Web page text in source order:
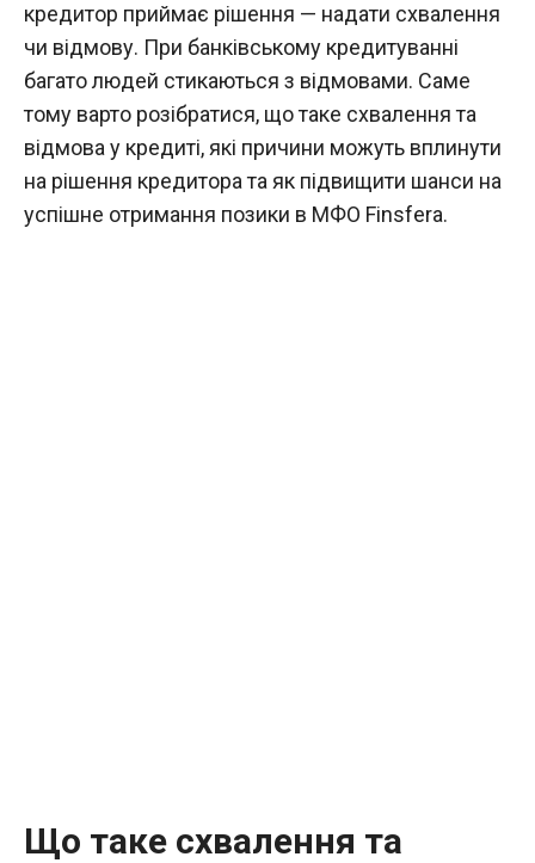
кредитор приймає рішення — надати схвалення
чи відмову. При банківському кредитуванні
багато людей стикаються з відмовами. Саме
тому варто розібратися, що таке схвалення та
відмова у кредиті, які причини можуть вплинути
на рішення кредитора та як підвищити шанси на
успішне отримання позики в МФО Finsfera.
Що таке схвалення та